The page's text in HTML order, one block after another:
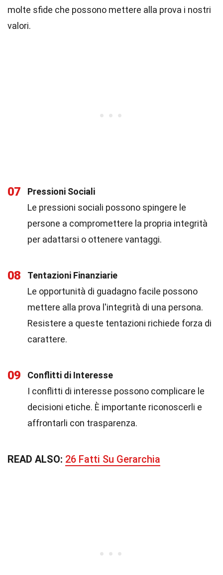
molte sfide che possono mettere alla prova i nostri
valori.
07
Pressioni Sociali
Le pressioni sociali possono spingere le
persone a compromettere la propria integrità
per adattarsi o ottenere vantaggi.
08
Tentazioni Finanziarie
Le opportunità di guadagno facile possono
mettere alla prova l'integrità di una persona.
Resistere a queste tentazioni richiede forza di
carattere.
09
Conflitti di Interesse
I conflitti di interesse possono complicare le
decisioni etiche. È importante riconoscerli e
affrontarli con trasparenza.
READ ALSO: 26 Fatti Su Gerarchia